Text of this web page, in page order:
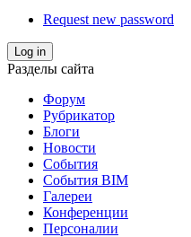
Request new password
Log in
Разделы сайта
Форум
Рубрикатор
Блоги
Новости
События
События BIM
Галереи
Конференции
Персоналии